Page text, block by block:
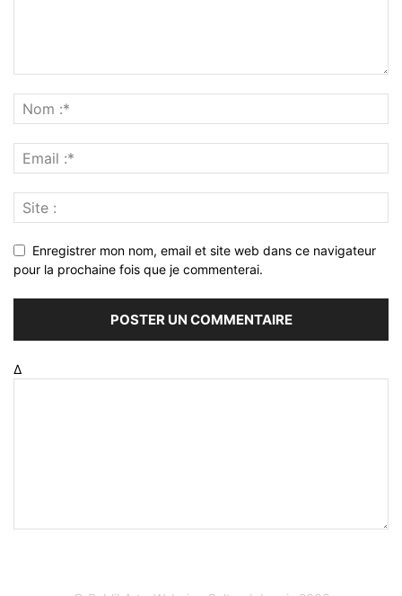
Enregistrer mon nom, email et site web dans ce navigateur
pour la prochaine fois que je commenterai.
Δ